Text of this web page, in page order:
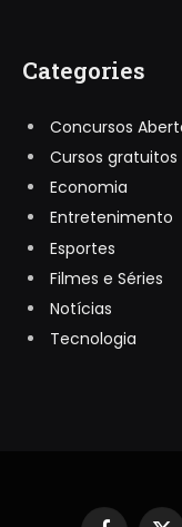
Categories
Concursos
Cursos gratuitos
Economia
Entretenimento
Esportes
Filmes e Séries
Notícias
Tecnologia